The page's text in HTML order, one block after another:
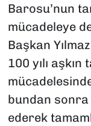
Barosu’nun
mücadeleye
Başkan
100 yılı
bundan
ederek